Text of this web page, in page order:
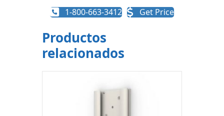
1-800-663-3412 Get Price
Productos
relacionados